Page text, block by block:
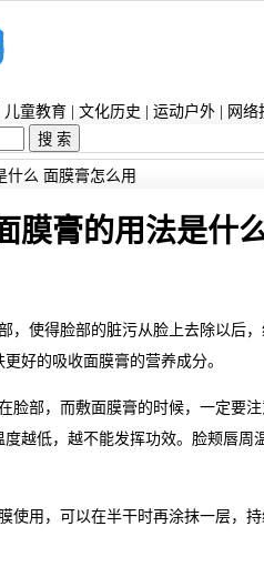
儿童教育| 文化历史 运动户外| 网络
么 面膜膏怎么用
膜膏的用法是什
，使得脸部的脏污从脸上去除以后
好的吸收面膜膏的营养成分。
脸部，而敷面膜膏的时候，一定要
越低，越不能发挥功效。脸颊唇
使用，可以在半干时再涂抹一层，持